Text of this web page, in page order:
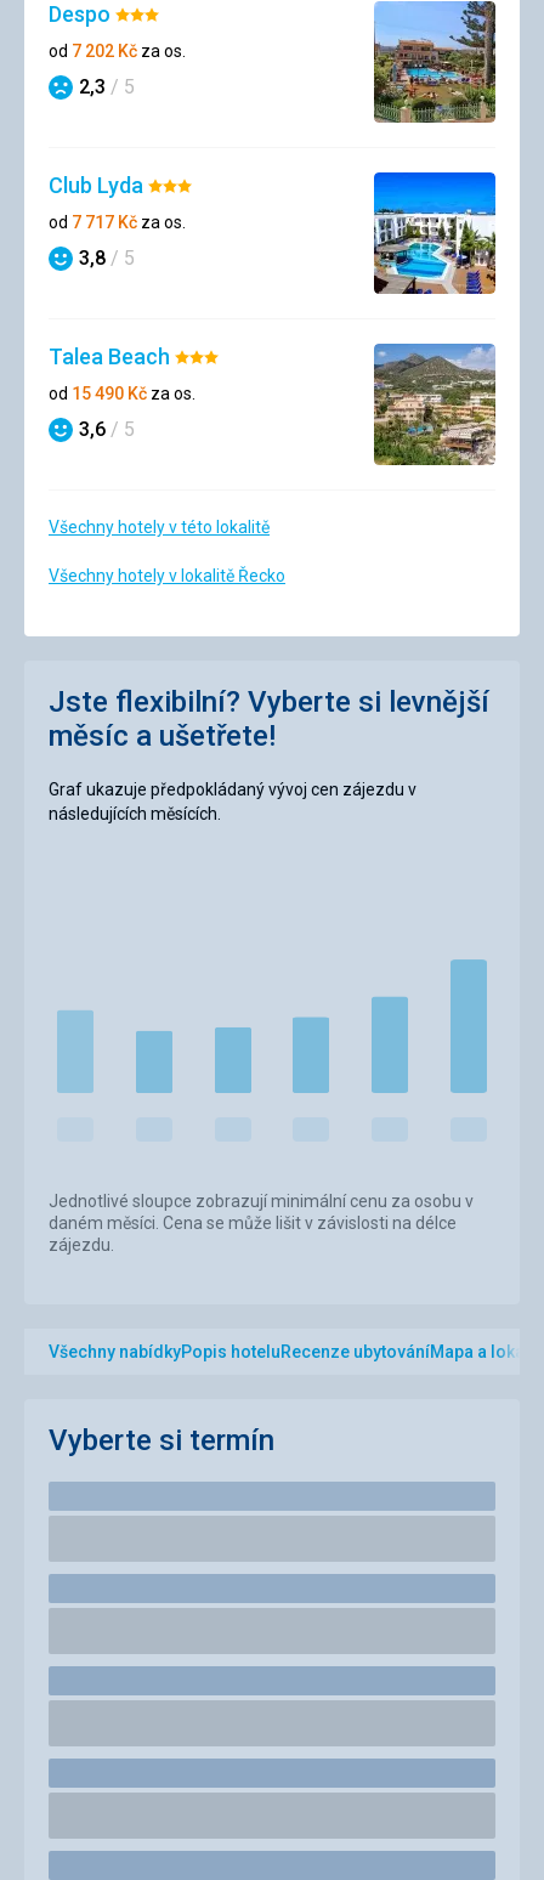
Despo Hodnocení:
3/5
od 7 202 Kč za os.
Hodnocení
2,3 / 5
Club LydaHodnocení:
3/5
od 7 717 Kč za os.
Hodnocení
3,8 / 5
Talea Beach Hodnocení:
3/5
od 15 490 Kč za os.
Hodnocení
3,6 / 5
Všechny hotely v této lokalitě
Všechny hotely v lokalitě Řecko
Jste flexibilní? Vyberte si levnější
měsíc a ušetřete!
Graf ukazuje předpokládaný vývoj cen zájezdu v
následujících měsících.
Jednotlivé sloupce zobrazují minimální cenu za osobu v
daném měsíci. Cena se může lišit v závislosti na délce
zájezdu.
Všechny nabídkyPopis hoteluRecenze ubytováníMapa a
Vyberte si termín